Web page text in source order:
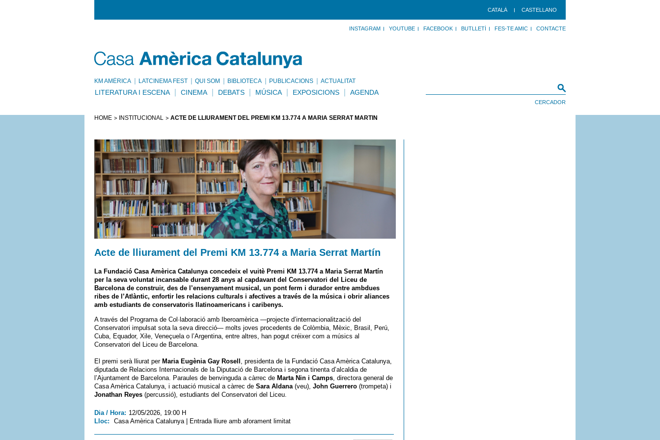
CATALÀ CASTELLANO
INSTAGRAM YOUTUBE FACEBOOK BUTLLETÍ FES-TE AMIC CONTACTE
KM AMÈRICA LATCINEMA FEST QUI SOM BIBLIOTECA PUBLICACIONS ACTUALITAT
LITERATURA I ESCENA CINEMA DEBATS MÚSICA EXPOSICIONS AGENDA
HOME INSTITUCIONAL ACTE DE LLIURAMENT DEL PREMI KM 13.774 A MARIA SERRAT MARTÍN
Acte de lliurament del Premi KM 13.774 a Maria Serrat Martín
La Fundació Casa Amèrica Catalunya concedeix el vuitè Premi KM 13.774 a Maria Serrat Martín
per la seva voluntat incansable durant 28 anys al capdavant del Conservatori del Liceu de
Barcelona de construir, des de l’ensenyament musical, un pont ferm i durador entre ambdues
ribes de l’Atlàntic, enfortir les relacions culturals i afectives a través de la música i obrir aliances
amb estudiants de conservatoris llatinoamericans i caribenys.
A través del Programa de Col·laboració amb Iberoamèrica —projecte d’internacionalització del
Conservatori impulsat sota la seva direcció— molts joves procedents de Colòmbia, Mèxic, Brasil, Perú,
Cuba, Equador, Xile, Veneçuela o l’Argentina, entre altres, han pogut créixer com a músics al
Conservatori del Liceu de Barcelona.
El premi serà lliurat per Maria Eugènia Gay Rosell , presidenta de la Fundació Casa Amèrica Catalunya,
diputada de Relacions Internacionals de la Diputació de Barcelona i segona tinenta d’alcaldia de
l’Ajuntament de Barcelona. Paraules de benvinguda a càrrec de Marta Nin i Camps, directora general de
Casa Amèrica Catalunya, i actuació musical a càrrec de Sara Aldana(veu), John Guerrero (trompeta) i
Jonathan Reyes (percussió), estudiants del Conservatori del Liceu.
Dia / Hora: 12/05/2026, 19:00 H
Lloc:
Casa Amèrica Catalunya | Entrada lliure amb aforament limitat